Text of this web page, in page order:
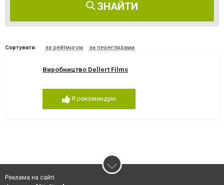
ЗНАЙТИ
Сортувати: за рейтингом за переглядами
Виробництво Dellert Films
Я рекомендую
Реклама на сайті